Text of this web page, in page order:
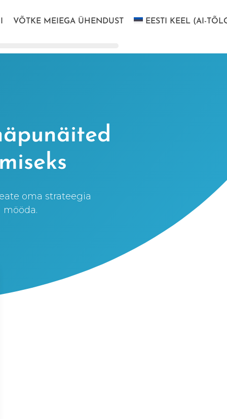
VÕTKE MEIEGA ÜHENDUST EESTI KEEL (AI-
oma strateegia